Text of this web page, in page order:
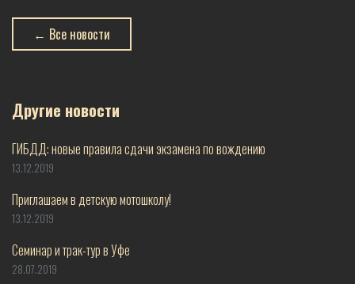
← Все новости
Другие новости
ГИБДД: новые правила сдачи экзамена по вождению
13.12.2019
Приглашаем в детскую мотошколу!
13.12.2019
Семинар и трак-тур в Уфе
28.07.2019